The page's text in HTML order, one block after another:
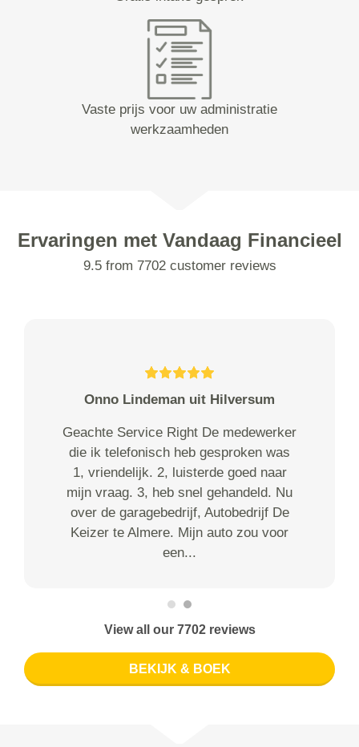
Vaste prijs voor uw administratie
werkzaamheden
Ervaringen met Vandaag Financieel
9.5 from 7702 customer reviews
Onno Lindeman uit Hilversum
Geachte Service Right De medewerker
die ik telefonisch heb gesproken was
1, vriendelijk. 2, luisterde goed naar
mijn vraag. 3, heb snel gehandeld. Nu
over de garagebedrijf, Autobedrijf De
Keizer te Almere. Mijn auto zou voor
een...
View all our 7702 reviews
BEKIJK & BOEK